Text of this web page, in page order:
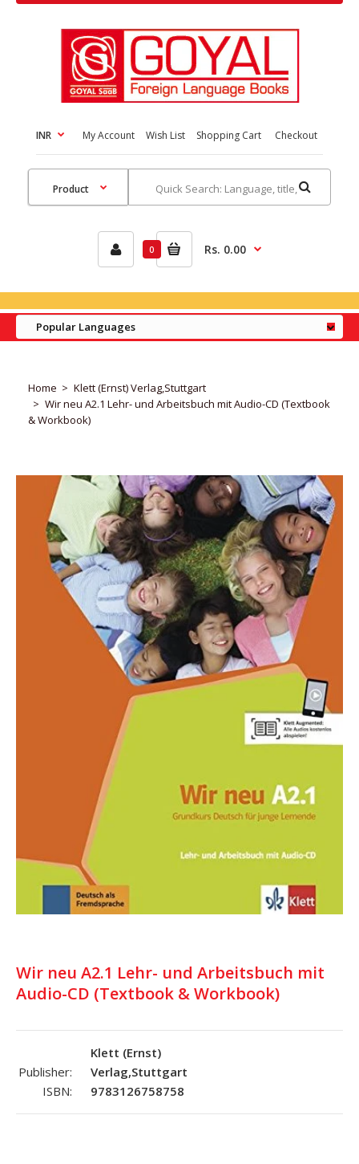
INR My Account Wish List Shopping Cart Checkout
0 Rs. 0.00
Popular Languages
Home
Klett (Ernst) Verlag,Stuttgart
Wir neu A2.1 Lehr- und Arbeitsbuch mit Audio-CD (Textbook
& Workbook)
Wir neu A2.1 Lehr- und Arbeitsbuch mit
Audio-CD (Textbook & Workbook)
Publisher:
Klett (Ernst)
Verlag,Stuttgart
ISBN:
9783126758758